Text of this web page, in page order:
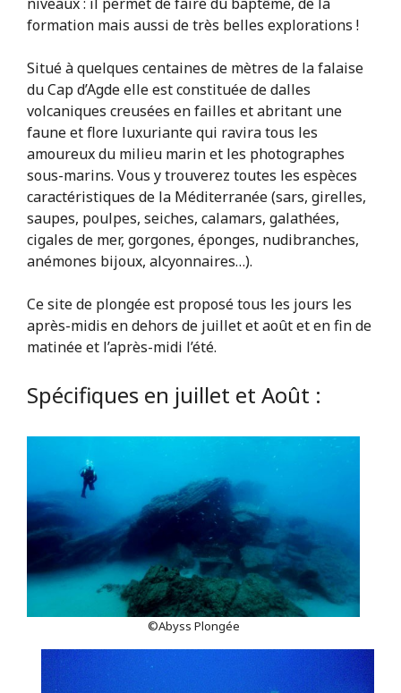
formation mais aussi de très belles explorations !
Situé à quelques centaines de mètres de la falaise
du Cap d’Agde elle est constituée de dalles
volcaniques creusées en failles et abritant une
faune et flore luxuriante qui ravira tous les
amoureux du milieu marin et les photographes
sous-marins. Vous y trouverez toutes les espèces
caractéristiques de la Méditerranée (sars, girelles,
saupes, poulpes, seiches, calamars, galathées,
cigales de mer, gorgones, éponges, nudibranches,
anémones bijoux, alcyonnaires…).
Ce site de plongée est proposé tous les jours les
après-midis en dehors de juillet et août et en fin de
matinée et l’après-midi l’été.
Spécifiques en juillet et Août :
©Abyss Plongée